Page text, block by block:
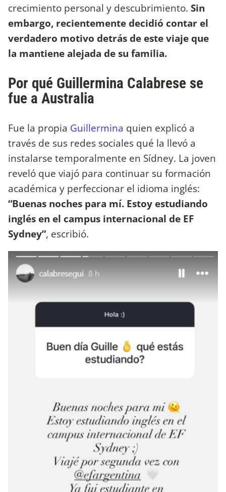
crecimiento personal y descubrimiento. Sin
embargo, recientemente decidió contar el
verdadero motivo detrás de este viaje que
la mantiene alejada de su familia.
Por qué Guillermina Calabrese se
fue a Australia
Fue la propia Guillermina quien explicó a
través de sus redes sociales qué la llevó a
instalarse temporalmente en Sídney. La joven
reveló que viajó para continuar su formación
académica y perfeccionar el idioma inglés:
“Buenas noches para mí. Estoy estudiando
inglés en el campus internacional de EF
Sydney”, escribió.